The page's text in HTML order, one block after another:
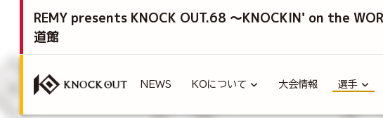
REMY presents KNOCK OUT.68 ～KNOCKIN' on the
道館
NEWS KOについて 大会情報 選手